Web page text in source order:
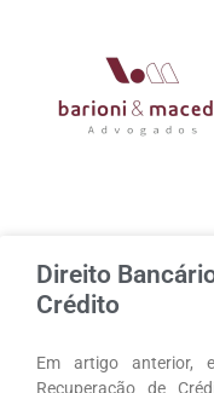
Direito
Crédito
Em artigo anterior,
Recuperação de